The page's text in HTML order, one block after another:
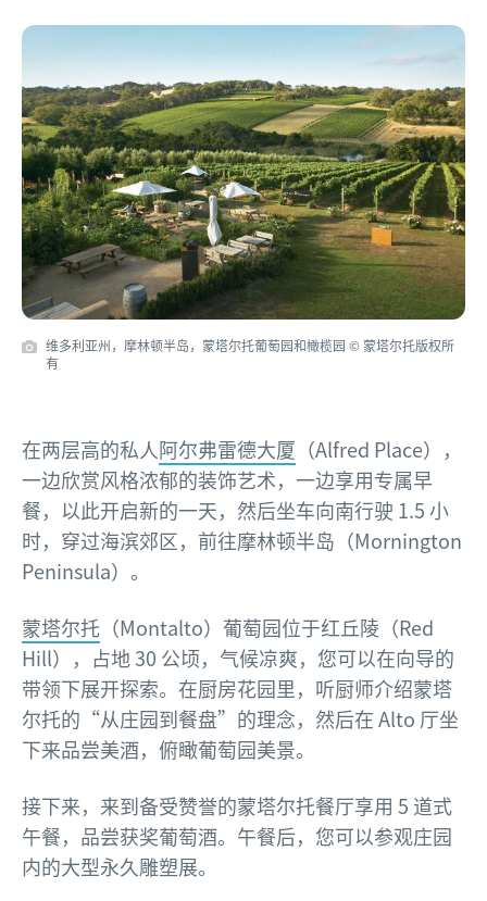
维多利亚州，摩林顿半岛，蒙塔尔托葡萄园和橄榄园 © 蒙塔尔托版权所
有
在两层高的私人阿尔弗雷德大厦 （Alfred Place），
一边欣赏风格浓郁的装饰艺术，一边享用专属早
餐，以此开启新的一天，然后坐车向南行驶 1.5 小
时，穿过海滨郊区，前往摩林顿半岛（Mornington
Peninsula）。
蒙塔尔托 （Montalto）葡萄园位于红丘陵（Red
Hill），占地 30 公顷，气候凉爽，您可以在向导的
带领下展开探索。在厨房花园里，听厨师介绍蒙塔
尔托的“从庄园到餐盘”的理念，然后在 Alto 厅坐
下来品尝美酒，俯瞰葡萄园美景。
接下来，来到备受赞誉的蒙塔尔托餐厅享用 5 道式
午餐，品尝获奖葡萄酒。午餐后，您可以参观庄园
内的大型永久雕塑展。